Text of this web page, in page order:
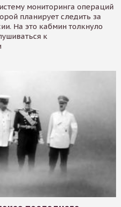
мониторинга операций
планирует следить за
На это кабмин толкнуло
к